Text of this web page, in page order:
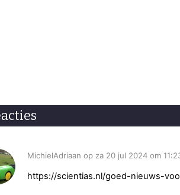
MichielAdriaan op za 20 jul 2024 om
https://scientias.nl/goed-nieuws-